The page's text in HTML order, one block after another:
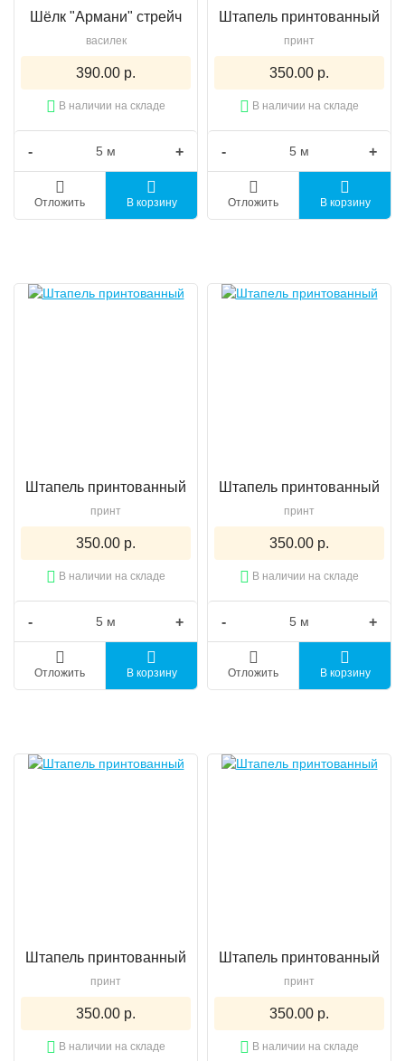
Шёлк "Армани" стрейч
василек
390.00 р.
В наличии на складе
- +
Отложить В корзину
Штапель принтованный
принт
350.00 р.
В наличии на складе
- +
Отложить В корзину
Штапель принтованный
принт
350.00 р.
В наличии на складе
- +
Отложить В корзину
Штапель принтованный
принт
350.00 р.
В наличии на складе
- +
Отложить В корзину
Штапель принтованный
принт
350.00 р.
В наличии на складе
Штапель принтованный
принт
350.00 р.
В наличии на складе